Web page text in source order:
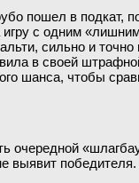
пошел в подкат,
с одним
сильно и
в своей
шанса, чтобы
очередной
выявит